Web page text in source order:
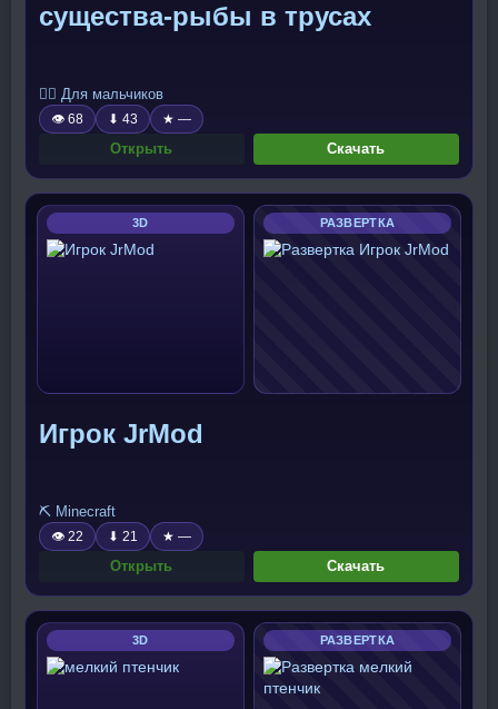
существа-рыбы в трусах
🧍‍♂️ Для мальчиков
👁 68 ⬇ 43 ★ —
Открыть Скачать
3D РАЗВЕРТКА
Игрок JrMod
⛏️ Minecraft
👁 22 ⬇ 21 ★ —
Открыть Скачать
3D РАЗВЕРТКА